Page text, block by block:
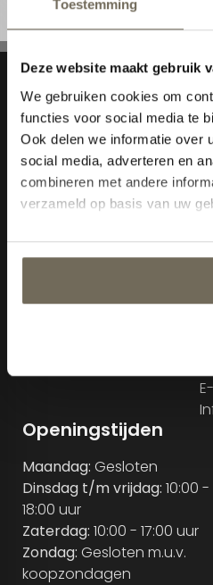
Openingstijden
Maandag: Gesloten
Dinsdag t/m vrijdag: 10:00 -
18:00 uur
Zaterdag: 10:00 - 17:00 uur
Zondag: Gesloten m.u.v.
koopzondagen